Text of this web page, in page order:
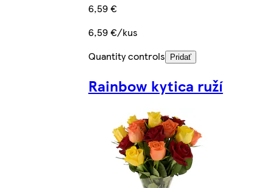
6,59 €
6,59 €/kus
Quantity controls
Pridať
Rainbow kytica ruží